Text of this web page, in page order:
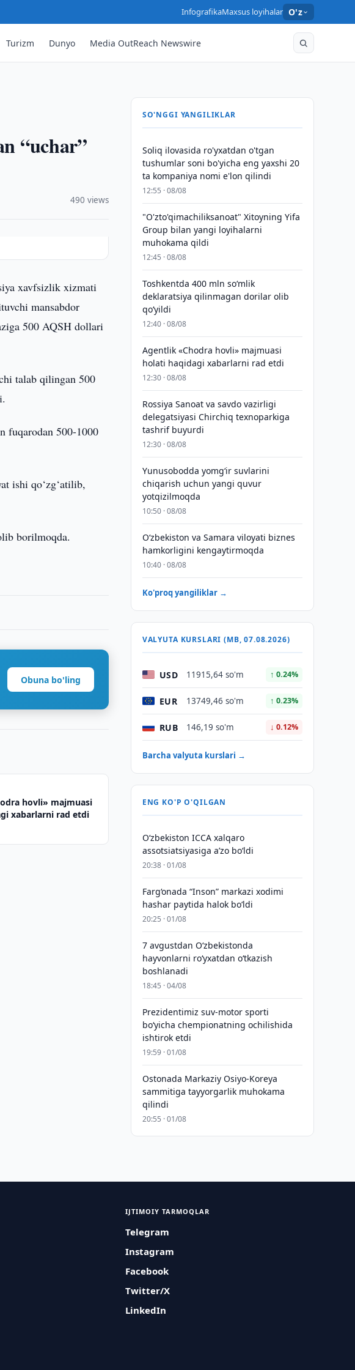
InfografikaMaxsus loyihalar O'z
Turizm Dunyo Media OutReach Newswire
“uchar”
490 views
xavfsizlik xizmati
mansabdor
500 AQSH dollari
talab qilingan 500
fuqarodan 500-1000
ishi qo‘zg‘atilib,
borilmoqda.
Obuna bo'ling
hovli» majmuasi
xabarlarni rad etdi
SO'NGGI YANGILIKLAR
Soliq ilovasida ro'yxatdan o'tgan
tushumlar soni bo'yicha eng yaxshi 20
ta kompaniya nomi e'lon qilindi
12:55 · 08/08
"O'zto'qimachiliksanoat" Xitoyning Yifa
Group bilan yangi loyihalarni
muhokama qildi
12:45 · 08/08
Toshkentda 400 mln so‘mlik
deklaratsiya qilinmagan dorilar olib
qo‘yildi
12:40 · 08/08
Agentlik «Chodra hovli» majmuasi
holati haqidagi xabarlarni rad etdi
12:30 · 08/08
Rossiya Sanoat va savdo vazirligi
delegatsiyasi Chirchiq texnoparkiga
tashrif buyurdi
12:30 · 08/08
Yunusobodda yomg‘ir suvlarini
chiqarish uchun yangi quvur
yotqizilmoqda
10:50 · 08/08
Oʻzbekiston va Samara viloyati biznes
hamkorligini kengaytirmoqda
10:40 · 08/08
Ko'proq yangiliklar →
VALYUTA KURSLARI (MB, 07.08.2026)
USD 11915,64 so'm ↑ 0.24%
EUR 13749,46 so'm ↑ 0.23%
RUB 146,19 so'm ↓ 0.12%
Barcha valyuta kurslari →
ENG KO'P O'QILGAN
O‘zbekiston ICCA xalqaro
assotsiatsiyasiga aʼzo bo‘ldi
20:38 · 01/08
Farg‘onada “Inson” markazi xodimi
hashar paytida halok bo‘ldi
20:25 · 01/08
7 avgustdan O‘zbekistonda
hayvonlarni ro‘yxatdan o‘tkazish
boshlanadi
18:45 · 04/08
Prezidentimiz suv-motor sporti
bo‘yicha chempionatning ochilishida
ishtirok etdi
19:59 · 01/08
Ostonada Markaziy Osiyo-Koreya
sammitiga tayyorgarlik muhokama
qilindi
20:55 · 01/08
IJTIMOIY TARMOQLAR
Telegram
Instagram
Facebook
Twitter/X
LinkedIn